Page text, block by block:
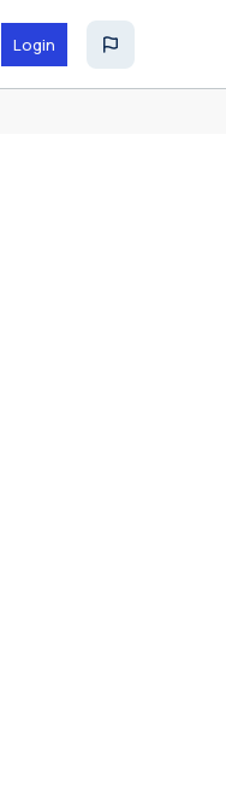
Login